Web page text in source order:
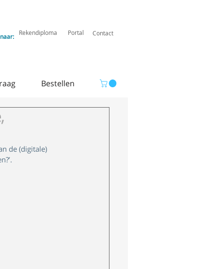
Rekendiploma Portal Contact
Bestellen
de (digitale)